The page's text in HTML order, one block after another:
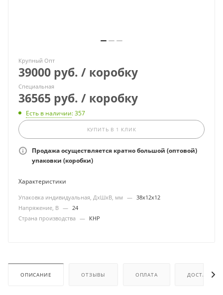
Крупный Опт
39000 руб. / коробку
Специальная
36565 руб. / коробку
Есть в наличии: 357
КУПИТЬ В 1 КЛИК
Продажа осуществляется кратно большой (оптовой)
упаковки (коробки)
Характеристики
Упаковка индивидуальная, ДхШхВ, мм — 38х12х12
Напряжение, В — 24
Страна производства — КНР
ОПИСАНИЕ ОТЗЫВЫ ОПЛАТА ДОСТАВКА